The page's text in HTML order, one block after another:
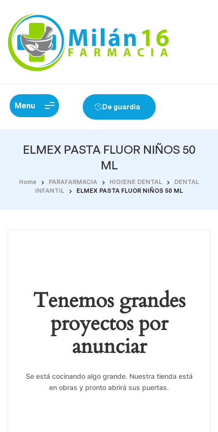
Menu De guardia
ELMEX PASTA FLUOR NIÑOS 50
ML
Home PARAFARMACIA HIGIENE DENTAL
DENTAL
INFANTIL
ELMEX PASTA FLUOR NIÑOS 50 ML
Tenemos grandes
proyectos por
anunciar
Se está cocinando algo grande. Nuestra tienda está
en obras y pronto abrirá sus puertas.